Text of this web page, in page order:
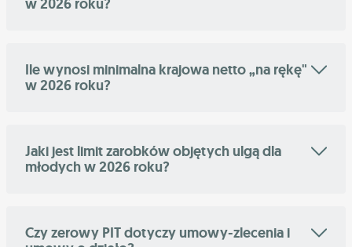
w 2026 roku?
Ile wynosi minimalna krajowa netto „na rękę"
w 2026 roku?
Jaki jest limit zarobków objętych ulgą dla
młodych w 2026 roku?
Czy zerowy PIT dotyczy umowy-zlecenia i